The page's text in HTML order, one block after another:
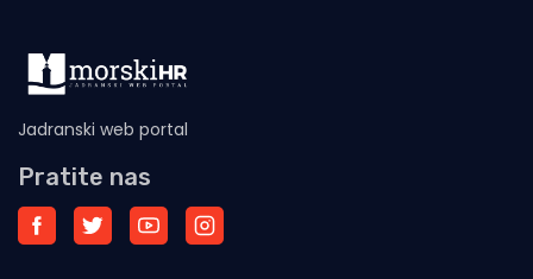
Jadranski web portal
Pratite nas